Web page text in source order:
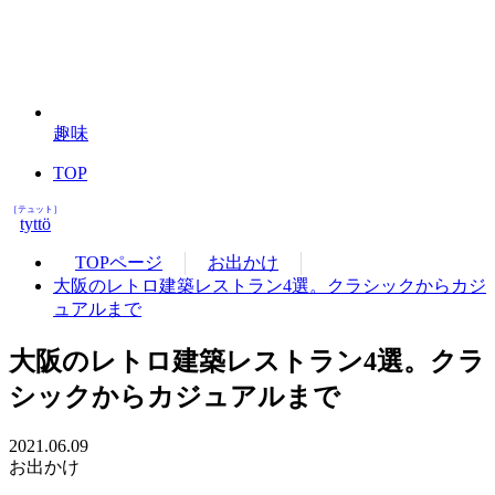
趣味
TOP
tyttö
［テュット］
TOPページ
お出かけ
大阪のレトロ建築レストラン4選。クラシックからカジ
ュアルまで
大阪のレトロ建築レストラン4選。クラ
シックからカジュアルまで
2021.06.09
お出かけ